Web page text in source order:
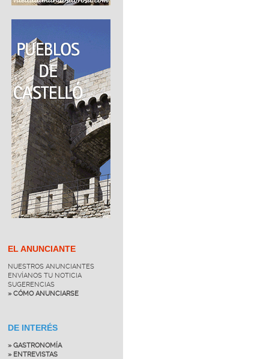
EL ANUNCIANTE
NUESTROS ANUNCIANTES
ENVÍANOS TU NOTICIA
SUGERENCIAS
» CÓMO ANUNCIARSE
DE INTERÉS
» GASTRONOMÍA
» ENTREVISTAS